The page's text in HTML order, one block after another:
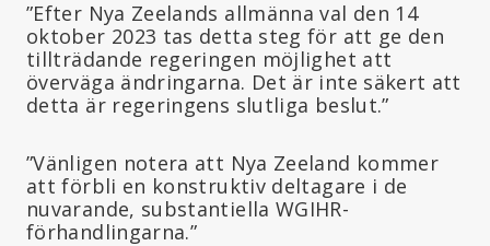
”Efter Nya Zeelands allmänna val den 14
oktober 2023 tas detta steg för att ge den
tillträdande regeringen möjlighet att
överväga ändringarna. Det är inte säkert att
detta är regeringens slutliga beslut.”
”Vänligen notera att Nya Zeeland kommer
att förbli en konstruktiv deltagare i de
nuvarande, substantiella WGIHR-
förhandlingarna.”